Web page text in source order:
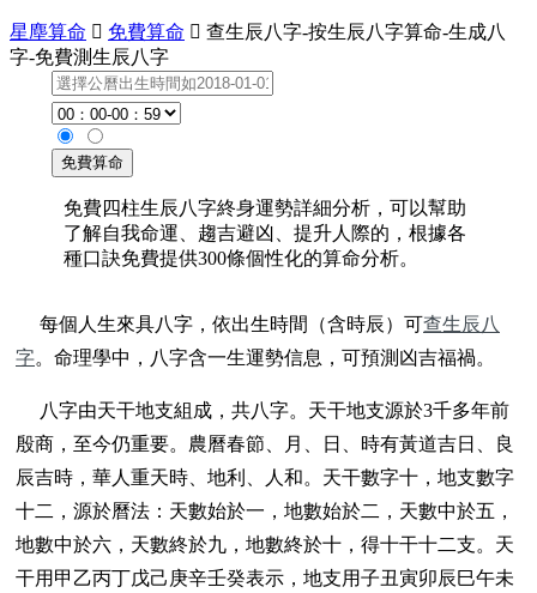
星塵算命  免費算命  查生辰八字-按生辰八字算命-生成八
字-免費測生辰八字
免費四柱生辰八字終身運勢詳細分析，可以幫助
了解自我命運、趨吉避凶、提升人際的，根據各
種口訣免費提供300條個性化的算命分析。
每個人生來具八字，依出生時間（含時辰）可查生辰八
字。命理學中，八字含一生運勢信息，可預測凶吉福禍。
八字由天干地支組成，共八字。天干地支源於3千多年前
殷商，至今仍重要。農曆春節、月、日、時有黃道吉日、良
辰吉時，華人重天時、地利、人和。天干數字十，地支數字
十二，源於曆法：天數始於一，地數始於二，天數中於五，
地數中於六，天數終於九，地數終於十，得十干十二支。天
干用甲乙丙丁戊己庚辛壬癸表示，地支用子丑寅卯辰巳午未